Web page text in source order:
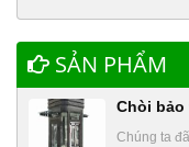
SẢN PHẨM
Chòi bảo
Chúng ta